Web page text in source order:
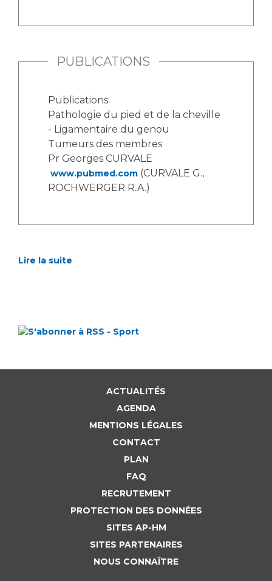
PUBLICATIONS
Publications:
Pathologie du pied et de la cheville
- Ligamentaire du genou
Tumeurs des membres
Pr Georges CURVALE
www.pubmed.com (CURVALE G.,
ROCHWERGER R.A.)
Lire la suite
ACTUALITÉS
AGENDA
MENTIONS LÉGALES
CONTACT
PLAN
FAQ
RECRUTEMENT
PROTECTION DES DONNÉES
SITES AP-HM
SITES PARTENAIRES
NOUS CONNAÎTRE